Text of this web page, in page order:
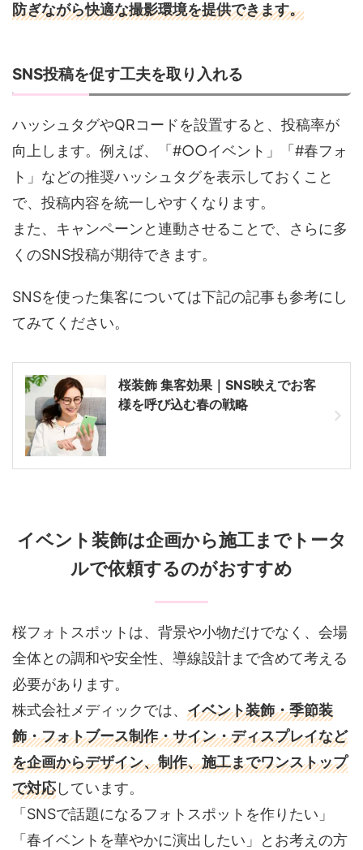
防ぎながら快適な撮影環境を提供できます。
SNS投稿を促す工夫を取り入れる
ハッシュタグやQRコードを設置すると、投稿率が
向上します。例えば、「#○○イベント」「#春フォ
ト」などの推奨ハッシュタグを表示しておくこと
で、投稿内容を統一しやすくなります。
また、キャンペーンと連動させることで、さらに多
くのSNS投稿が期待できます。
SNSを使った集客については下記の記事も参考にし
てみてください。
桜装飾 集客効果｜SNS映えでお客
様を呼び込む春の戦略
イベント装飾は企画から施工までトータ
ルで依頼するのがおすすめ
桜フォトスポットは、背景や小物だけでなく、会場
全体との調和や安全性、導線設計まで含めて考える
必要があります。
株式会社メディックでは、 イベント装飾・季節装
飾・フォトブース制作・サイン・ディスプレイなど
を企画からデザイン、制作、施工までワンストップ
で対応しています。
「SNSで話題になるフォトスポットを作りたい」
「春イベントを華やかに演出したい」とお考えの方